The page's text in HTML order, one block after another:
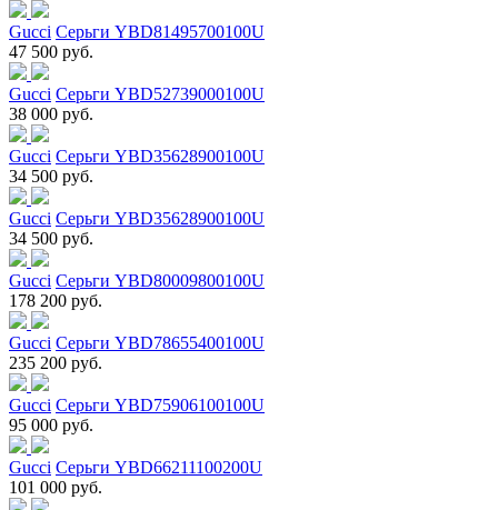
Gucci Серьги YBD81495700100U
47 500 руб.
Gucci Серьги YBD52739000100U
38 000 руб.
Gucci Серьги YBD35628900100U
34 500 руб.
Gucci Серьги YBD35628900100U
34 500 руб.
Gucci Серьги YBD80009800100U
178 200 руб.
Gucci Серьги YBD78655400100U
235 200 руб.
Gucci Серьги YBD75906100100U
95 000 руб.
Gucci Серьги YBD66211100200U
101 000 руб.